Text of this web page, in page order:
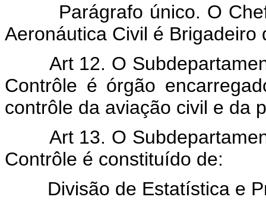
Parágrafo único. O Chefe
Aeronáutica Civil é
Art 12. O
Contrôle é órgão
contrôle da aviação civil e da
Art 13. O
Contrôle é constituído de:
Divisão de Estatística e